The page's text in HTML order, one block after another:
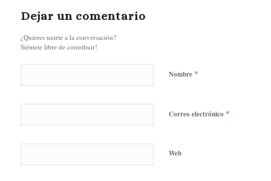
Dejar un comentario
¿Quieres unirte a la conversación?
Siéntete libre de contribuir!
Nombre *
Correo electrónico *
Web